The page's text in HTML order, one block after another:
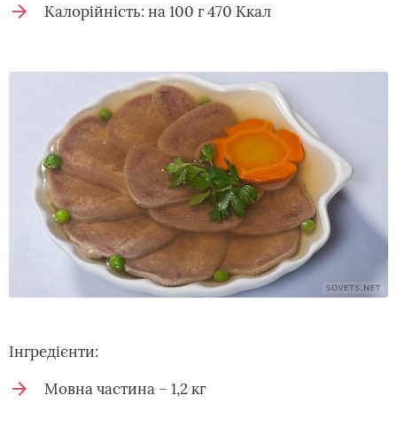
Калорійність: на 100 г 470 Ккал
Інгредієнти:
Мовна частина – 1,2 кг